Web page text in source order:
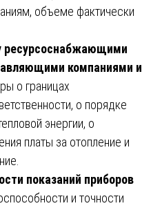
объеме фактически
ресурсоснабжающими
компаниями и
о границах
о порядке
энергии, о
платы за отопление и
показаний приборов
и точности